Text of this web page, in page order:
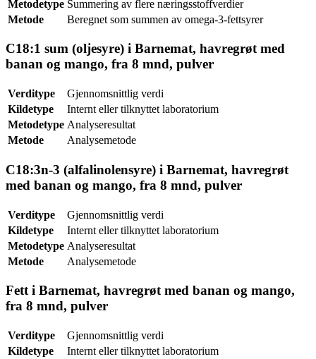
Metodetype Summering av flere næringsstoffverdier
Metode
Beregnet som summen av omega-3-fettsyrer
C18:1 sum (oljesyre) i Barnemat, havregrøt med
banan og mango, fra 8 mnd, pulver
Verditype
Gjennomsnittlig verdi
Kildetype
Internt eller tilknyttet laboratorium
Metodetype Analyseresultat
Metode
Analysemetode
C18:3n-3 (alfalinolensyre) i Barnemat, havregrøt
med banan og mango, fra 8 mnd, pulver
Verditype
Gjennomsnittlig verdi
Kildetype
Internt eller tilknyttet laboratorium
Metodetype Analyseresultat
Metode
Analysemetode
Fett i Barnemat, havregrøt med banan og mango,
fra 8 mnd, pulver
Verditype
Gjennomsnittlig verdi
Kildetype
Internt eller tilknyttet laboratorium